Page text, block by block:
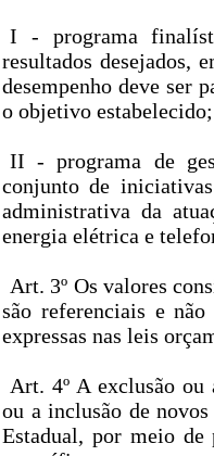
I - programa
resultados desejados,
desempenho deve ser
o objetivo estabelecido;
II - programa de
conjunto de
administrativa da
energia elétrica e
Art. 3º Os valores
são referenciais e
expressas nas leis
Art. 4º A exclusão ou
ou a inclusão de
Estadual, por meio